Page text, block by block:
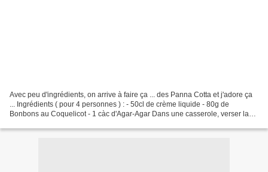
Avec peu d'ingrédients, on arrive à faire ça ... des Panna Cotta et j'adore ça
... Ingrédients ( pour 4 personnes ) : - 50cl de crème liquide - 80g de
Bonbons au Coquelicot - 1 càc d'Agar-Agar Dans une casserole, verser la